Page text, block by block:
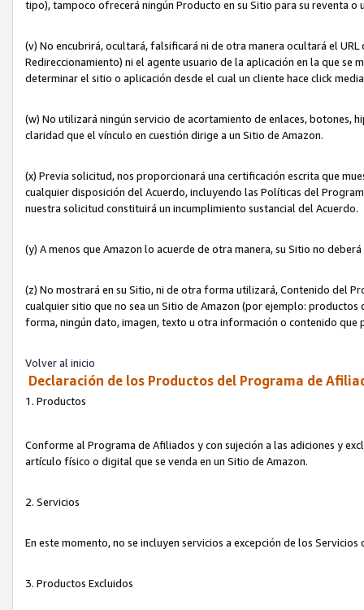
tipo), tampoco ofrecerá ningún Producto en su Sitio para su reventa o
(v) No encubrirá, ocultará, falsificará ni de otra manera ocultará el
Redireccionamiento) ni el agente usuario de la aplicación en la que
determinar el sitio o aplicación desde el cual un cliente hace click
(w) No utilizará ningún servicio de acortamiento de enlaces, botones,
claridad que el vínculo en cuestión dirige a un Sitio de Amazon.
(x) Previa solicitud, nos proporcionará una certificación escrita que
cualquier disposición del Acuerdo, incluyendo las Políticas del
nuestra solicitud constituirá un incumplimiento sustancial del Acuerdo.
(y) A menos que Amazon lo acuerde de otra manera, su Sitio no
(z) No mostrará en su Sitio, ni de otra forma utilizará, Contenido del
cualquier sitio que no sea un Sitio de Amazon (por ejemplo:
forma, ningún dato, imagen, texto u otra información o contenido
Volver al inicio
Declaración de los Productos del Programa de
1. Productos
Conforme al Programa de Afiliados y con sujeción a las adiciones y
artículo físico o digital que se venda en un Sitio de Amazon.
2. Servicios
En este momento, no se incluyen servicios a excepción de los
3. Productos Excluidos